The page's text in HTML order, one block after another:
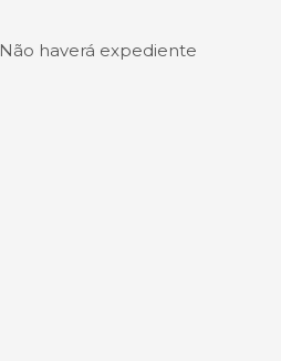
Não haverá expediente